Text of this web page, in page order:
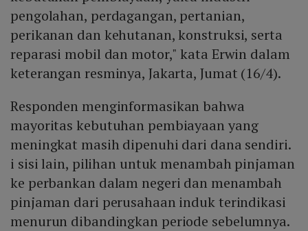
pengolahan, perdagangan, pertanian,
perikanan dan kehutanan, konstruksi, serta
reparasi mobil dan motor," kata Erwin dalam
keterangan resminya, Jakarta, Jumat (16/4).
Responden menginformasikan bahwa
mayoritas kebutuhan pembiayaan yang
meningkat masih dipenuhi dari dana sendiri.
i sisi lain, pilihan untuk menambah pinjaman
ke perbankan dalam negeri dan menambah
pinjaman dari perusahaan induk terindikasi
menurun dibandingkan periode sebelumnya.